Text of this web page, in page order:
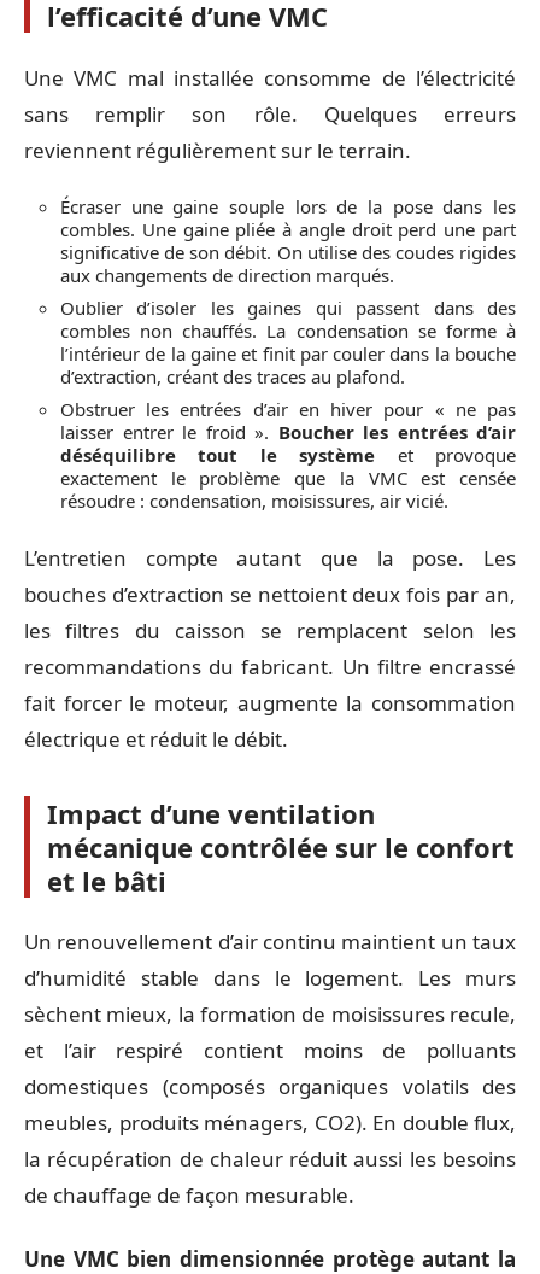
l’efficacité d’une VMC
Une VMC mal installée consomme de l’électricité
sans remplir son rôle. Quelques erreurs
reviennent régulièrement sur le terrain.
Écraser une gaine souple lors de la pose dans les
combles. Une gaine pliée à angle droit perd une part
significative de son débit. On utilise des coudes rigides
aux changements de direction marqués.
Oublier d’isoler les gaines qui passent dans des
combles non chauffés. La condensation se forme à
l’intérieur de la gaine et finit par couler dans la bouche
d’extraction, créant des traces au plafond.
Obstruer les entrées d’air en hiver pour « ne pas
laisser entrer le froid ». Boucher les entrées d’air
déséquilibre tout le système et provoque
exactement le problème que la VMC est censée
résoudre : condensation, moisissures, air vicié.
L’entretien compte autant que la pose. Les
bouches d’extraction se nettoient deux fois par an,
les filtres du caisson se remplacent selon les
recommandations du fabricant. Un filtre encrassé
fait forcer le moteur, augmente la consommation
électrique et réduit le débit.
Impact d’une ventilation
mécanique contrôlée sur le confort
et le bâti
Un renouvellement d’air continu maintient un taux
d’humidité stable dans le logement. Les murs
sèchent mieux, la formation de moisissures recule,
et l’air respiré contient moins de polluants
domestiques (composés organiques volatils des
meubles, produits ménagers, CO2). En double flux,
la récupération de chaleur réduit aussi les besoins
de chauffage de façon mesurable.
Une VMC bien dimensionnée protège autant la